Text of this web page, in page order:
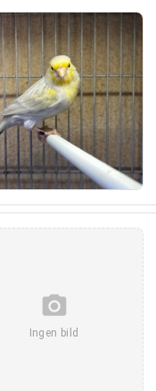
camera_alt
Ingen bild